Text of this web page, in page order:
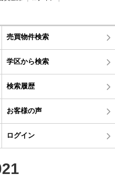
売買物件検索
学区から検索
検索履歴
お客様の声
ログイン